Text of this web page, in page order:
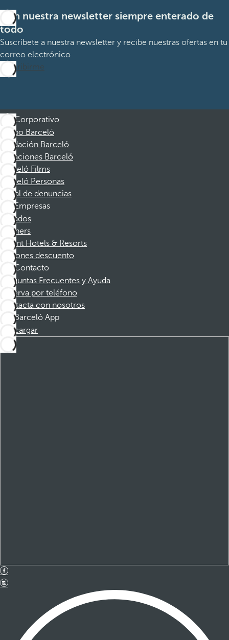
Con nuestra newsletter siempre enterado de
todo
Suscríbete a nuestra newsletter y recibe nuestras ofertas en tu
correo electrónico
Suscribirme
Corporativo
Grupo Barceló
Fundación Barceló
Vacaciones Barceló
Barceló Films
Barceló Personas
Canal de denuncias
Empresas
Afiliados
Partners
Dorint Hotels & Resorts
Cupones descuento
Contacto
Preguntas Frecuentes y Ayuda
Reserva por teléfono
Contacta con nosotros
Barceló App
Descargar